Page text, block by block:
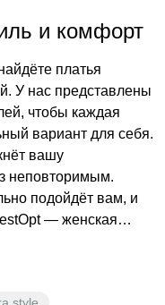
и комфорт
платья
У нас представлены
чтобы каждая
вариант для себя.
вашу
неповторимым.
подойдёт вам, и
— женская
style